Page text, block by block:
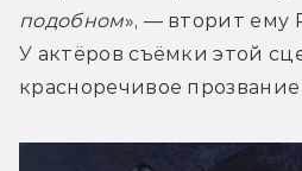
подобном», — вторит ему
У актёров съёмки этой
красноречивое прозвание